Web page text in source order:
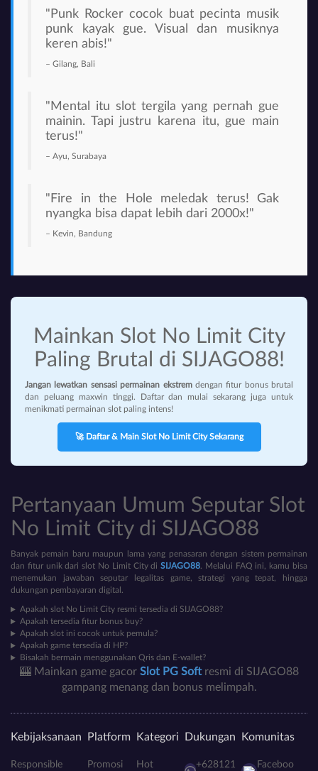
" Punk Rocker cocok buat pecinta musik
punk kayak gue. Visual dan musiknya
keren abis!"
– Gilang, Bali
" Mental
itu slot tergila yang pernah gue
mainin. Tapi justru karena itu, gue main
terus!"
– Ayu, Surabaya
" Fire in the Hole meledak terus! Gak
nyangka bisa dapat lebih dari 2000x!"
– Kevin, Bandung
Mainkan Slot No Limit City
Paling Brutal di SIJAGO88!
Jangan lewatkan sensasi permainan ekstremdengan fitur bonus brutal
dan peluang maxwin tinggi. Daftar dan mulai sekarang juga untuk
menikmati permainan slot paling intens!
🚀 Daftar & Main Slot No Limit City Sekarang
Pertanyaan Umum Seputar Slot
No Limit City di SIJAGO88
Banyak pemain baru maupun lama yang penasaran dengan sistem permainan
dan fitur unik dari slot No Limit City diSIJAGO88. Melalui FAQ ini, kamu bisa
menemukan jawaban seputar legalitas game, strategi yang tepat, hingga
dukungan pembayaran digital.
Apakah slot No Limit City resmi tersedia di SIJAGO88?
Apakah tersedia fitur bonus buy?
Apakah slot ini cocok untuk pemula?
Apakah game tersedia di HP?
Bisakah bermain menggunakan Qris dan E-wallet?
🎰 Mainkan game gacor Slot PG Softresmi di SIJAGO88
gampang menang dan bonus melimpah.
Kebijaksanaan
Responsible
Platform
Promosi
Kategori
Hot
Dukungan
+628121
Komunitas
Faceboo